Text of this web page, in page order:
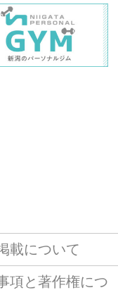
載について
項と著作権につ